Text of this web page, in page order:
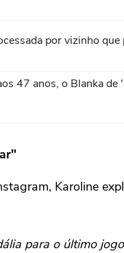
por vizinho
47 anos, o Blanka
Karoline
para o último